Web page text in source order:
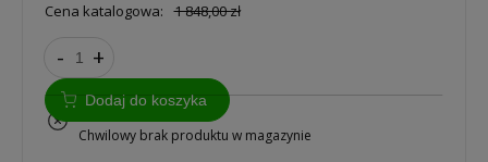
Cena katalogowa: 1 848,00 zł
- +
Dodaj do koszyka
Chwilowy brak produktu w magazynie